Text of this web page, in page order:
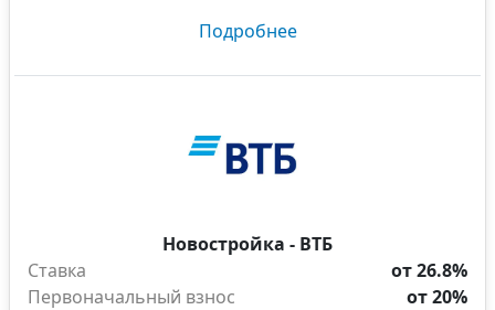
Подробнее
Новостройка - ВТБ
Ставка
от 26.8%
Первоначальный взнос
от 20%